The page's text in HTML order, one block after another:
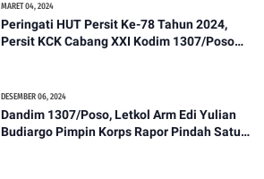
MARET 04, 2024
Peringati HUT Persit Ke-78 Tahun 2024,
Persit KCK Cabang XXI Kodim 1307/Poso
DESEMBER 06, 2024
Dandim 1307/Poso, Letkol Arm Edi Yulian
Budiargo Pimpin Korps Rapor Pindah Satuan